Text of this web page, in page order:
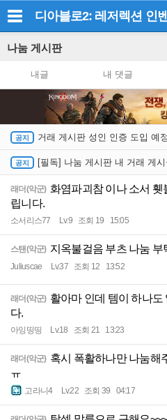
디아블로2: 레저렉션 인
나눔 게시판
내글 내 댓글
거래 게시판 성인 인증 도입 예
[필독] 나눔 게시판 내 거래 게
래더(악군) 화염파괴참 이나 소서
립니다.
소서리스77 Lv.9 조회 19 15:05
스탠(악군) 지옥불걸음 부츠 나눔 부
Juliuscae Lv.37 조회 12 13:52
래더(악군) 활아마 인데 템이 하나도
다.
아잉띵띵 Lv.18 조회 21 13:23
래더(악군) 혹시 폭활하나만 나눔해
ㅠ
고라니4 Lv.22 조회 39 04:17